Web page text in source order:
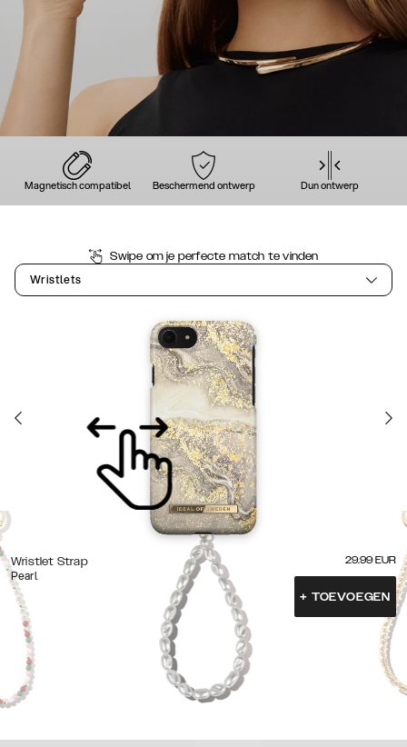
Magnetisch compatibel Beschermend ontwerp Dun ontwerp
Swipe om je perfecte match te vinden
Wristlets
Wristlet Strap
Pearl
29.99 EUR
+ TOEVOEGEN